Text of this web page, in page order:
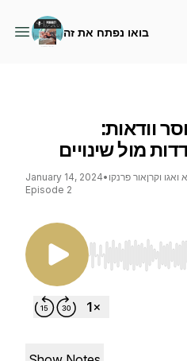
בואו נפתח את זה
פרק 2 - חוסר וודאות:
מול שינויים
January 14, 2024• ואגו וקרןאור פרנקו
Episode 2
Use Left/Right